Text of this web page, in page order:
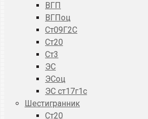
ВГП
ВГПоц
Ст09Г2С
Ст20
Ст3
ЭС
ЭСоц
ЭС ст17г1с
Шестигранник
Ст20